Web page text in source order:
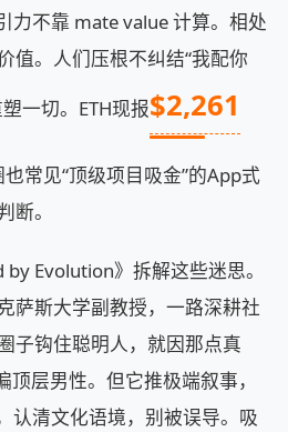
力不靠 mate value 计算。相处
值。人们压根不纠结“我配你
一切。ETH现报$2,261
常见“顶级项目吸金”的App式
断。
Evolution》拆解这些迷思。
萨斯大学副教授，一路深耕社
子钩住聪明人，就因那点真
层男性。但它推极端叙事，
认清文化语境，别被误导。吸